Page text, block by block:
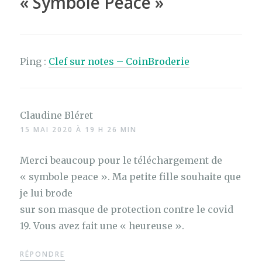
Ping : Clef sur notes – CoinBroderie
Claudine Bléret
15 MAI 2020 À 19 H 26 MIN
Merci beaucoup pour le téléchargement de
« symbole peace ». Ma petite fille souhaite que
je lui brode
sur son masque de protection contre le covid
19. Vous avez fait une « heureuse ».
RÉPONDRE